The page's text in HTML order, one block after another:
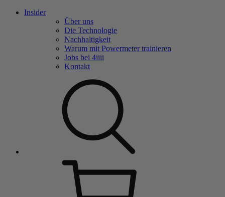
Insider
Über uns
Die Technologie
Nachhaltigkeit
Warum mit Powermeter trainieren
Jobs bei 4iiii
Kontakt